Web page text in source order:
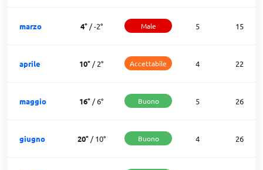
marzo 4°/-2° Male 5 15
aprile 10° /2° Accettabile 4 22
maggio 16° /6° Buono 5 26
giugno 20°/10° Buono 4 26